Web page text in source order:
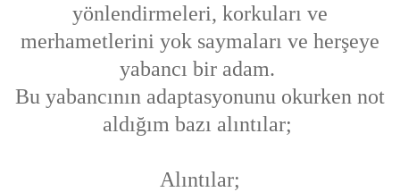
yönlendirmeleri, korkuları ve
merhametlerini yok saymaları ve herşeye
yabancı bir adam.
Bu yabancının adaptasyonunu okurken not
aldığım bazı alıntılar;
Alıntılar;